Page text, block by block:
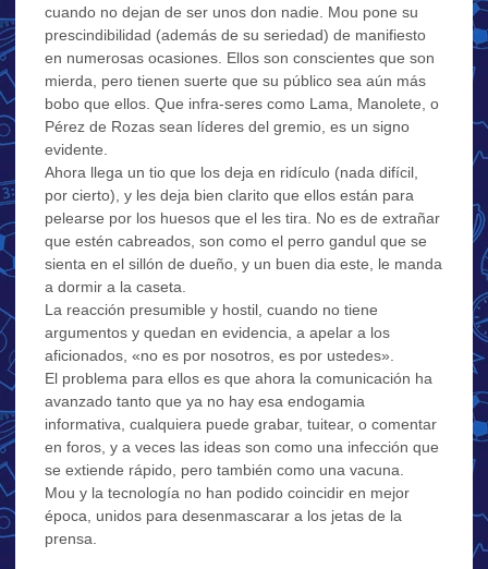
cuando no dejan de ser unos don nadie. Mou pone su
prescindibilidad (además de su seriedad) de manifiesto
en numerosas ocasiones. Ellos son conscientes que son
mierda, pero tienen suerte que su público sea aún más
bobo que ellos. Que infra-seres como Lama, Manolete, o
Pérez de Rozas sean líderes del gremio, es un signo
evidente.
Ahora llega un tio que los deja en ridículo (nada difícil,
por cierto), y les deja bien clarito que ellos están para
pelearse por los huesos que el les tira. No es de extrañar
que estén cabreados, son como el perro gandul que se
sienta en el sillón de dueño, y un buen dia este, le manda
a dormir a la caseta.
La reacción presumible y hostil, cuando no tiene
argumentos y quedan en evidencia, a apelar a los
aficionados, «no es por nosotros, es por ustedes».
El problema para ellos es que ahora la comunicación ha
avanzado tanto que ya no hay esa endogamia
informativa, cualquiera puede grabar, tuitear, o comentar
en foros, y a veces las ideas son como una infección que
se extiende rápido, pero también como una vacuna.
Mou y la tecnología no han podido coincidir en mejor
época, unidos para desenmascarar a los jetas de la
prensa.